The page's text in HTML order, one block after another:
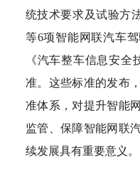
统技术要求及试验方
等6项智能网联汽车
《汽车整车信息安
准。这些标准的发布
准体系，对提升智能
监管、保障智能网联
续发展具有重要意义。